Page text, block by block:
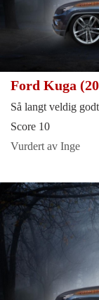
Ford Kuga
Så langt veldig
Score 10
Vurdert av Inge